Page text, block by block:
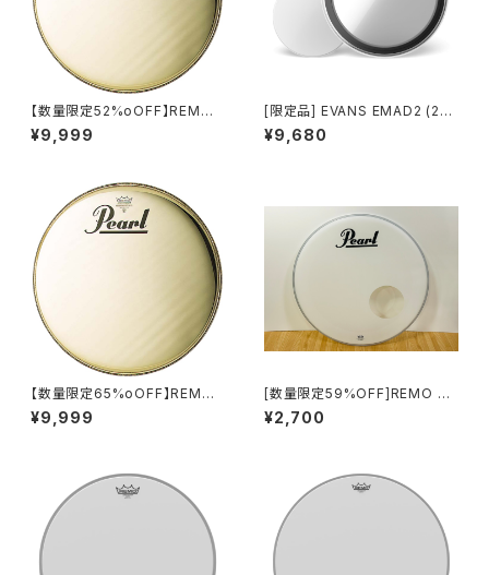
【数量限定52%oOFF】REMO
STARFIRE GOLD 20"（Pearl
ロゴ入り/ブラック）SF-20B/G-
¥9,999
[限定品] EVANS EMAD2 (2
2”) + G1 Coated (14” ) Dru
mHead Combo Pack / EBP
¥9,680
【数量限定65%oOFF】REMO
STARFIRE GOLD 24"（Pearl
ロゴ入り/ブラック）SF-24B/G-
¥9,999
[数量限定59%OFF]REMO 2
0"バスドラム フロントヘッド パ
ワーストローク3 コーテッド AU
¥2,700